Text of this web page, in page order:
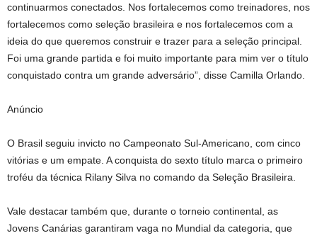
continuarmos conectados. Nos fortalecemos como treinadores, nos
fortalecemos como seleção brasileira e nos fortalecemos com a
ideia do que queremos construir e trazer para a seleção principal.
Foi uma grande partida e foi muito importante para mim ver o título
conquistado contra um grande adversário”, disse Camilla Orlando.
Anúncio
O Brasil seguiu invicto no Campeonato Sul-Americano, com cinco
vitórias e um empate. A conquista do sexto título marca o primeiro
troféu da técnica Rilany Silva no comando da Seleção Brasileira.
Vale destacar também que, durante o torneio continental, as
Jovens Canárias garantiram vaga no Mundial da categoria, que